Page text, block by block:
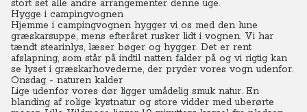
stort set alle andre arrangementer denne uge.
Hygge i campingvognen
Hjemme i campingvognen hygger vi os med den lune
græskarsuppe, mens efteråret rusker lidt i vognen. Vi har
tændt stearinlys, læser bøger og hygger. Det er rent
afslapning, som står på indtil natten falder på og vi rigtig kan
se lyset i græskarhovederne, der pryder vores vogn udenfor.
Onsdag - naturen kalder
Lige udenfor vores dør ligger umådelig smuk natur. En
blanding af rolige kystnatur og store vidder med uberørte